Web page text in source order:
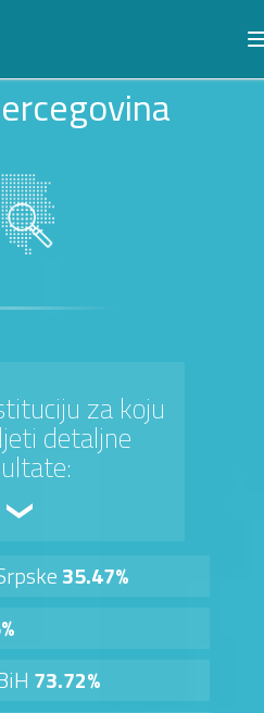
za koju
detaljne
35.47%
73.72%